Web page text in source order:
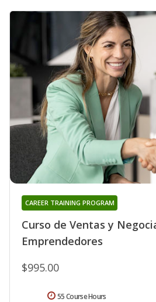
Curso de Ventas y
Emprendedores
CAREER TRAINING PROGRAM
$995.00
55 Course Hours